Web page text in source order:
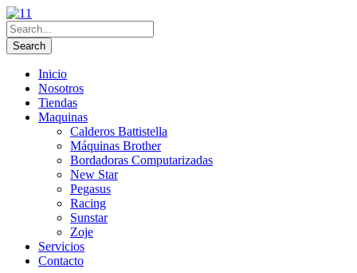
Inicio
Nosotros
Tiendas
Maquinas
Calderos Battistella
Máquinas Brother
Bordadoras Computarizadas
New Star
Pegasus
Racing
Sunstar
Zoje
Servicios
Contacto